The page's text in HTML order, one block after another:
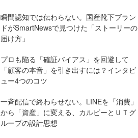
瞬間認知では伝わらない。国産靴下ブラン
ドがSmartNewsで見つけた「ストーリーの
届け方」
プロも陥る「確証バイアス」を回避して
「顧客の本音」を引き出すには？インタビ
ュー4つのコツ
一斉配信で終わらせない。LINEを「消費」
から「資産」に変える、カルビーとＵＴグ
ループの設計思想